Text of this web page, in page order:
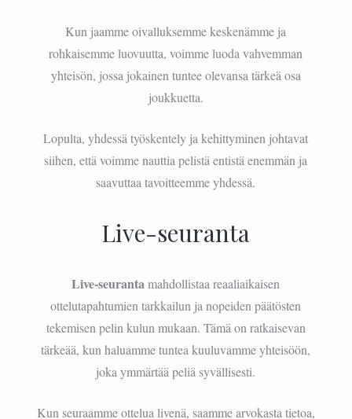
Kun jaamme oivalluksemme keskenämme ja
rohkaisemme luovuutta, voimme luoda vahvemman
yhteisön, jossa jokainen tuntee olevansa tärkeä osa
joukkuetta.
Lopulta, yhdessä työskentely ja kehittyminen johtavat
siihen, että voimme nauttia pelistä entistä enemmän ja
saavuttaa tavoitteemme yhdessä.
Live-seuranta
Live-seurantamahdollistaa reaaliaikaisen
ottelutapahtumien tarkkailun ja nopeiden päätösten
tekemisen pelin kulun mukaan. Tämä on ratkaisevan
tärkeää, kun haluamme tuntea kuuluvamme yhteisöön,
joka ymmärtää peliä syvällisesti.
Kun seuraamme ottelua livenä, saamme arvokasta tietoa,